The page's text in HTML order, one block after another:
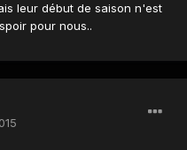
leur début de saison n'est
pour nous..